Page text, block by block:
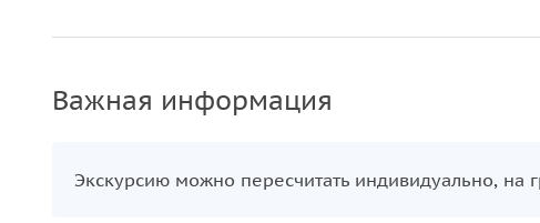
Важная информация
Экскурсию можно пересчитать индивидуально, на